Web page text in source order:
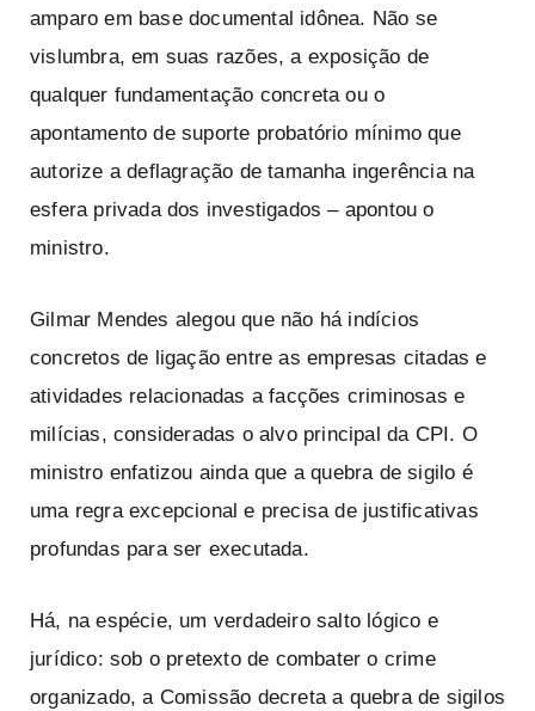
amparo em base documental idônea. Não se
vislumbra, em suas razões, a exposição de
qualquer fundamentação concreta ou o
apontamento de suporte probatório mínimo que
autorize a deflagração de tamanha ingerência na
esfera privada dos investigados – apontou o
ministro.
Gilmar Mendes alegou que não há indícios
concretos de ligação entre as empresas citadas e
atividades relacionadas a facções criminosas e
milícias, consideradas o alvo principal da CPI. O
ministro enfatizou ainda que a quebra de sigilo é
uma regra excepcional e precisa de justificativas
profundas para ser executada.
Há, na espécie, um verdadeiro salto lógico e
jurídico: sob o pretexto de combater o crime
organizado, a Comissão decreta a quebra de sigilos